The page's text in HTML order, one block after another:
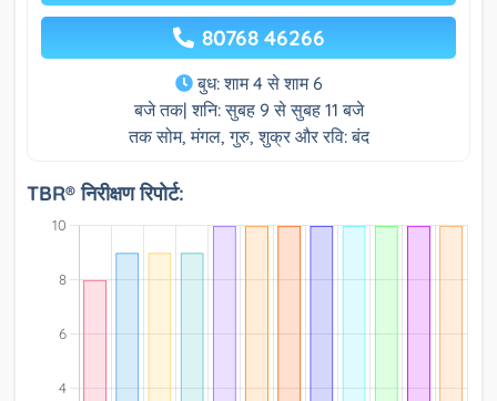
80768 46266
बुध: शाम 4 से शाम 6
बजे तक| शनि: सुबह 9 से सुबह 11 बजे
तक सोम, मंगल, गुरु, शुक्र और रवि: बंद
TBR® निरीक्षण रिपोर्ट: